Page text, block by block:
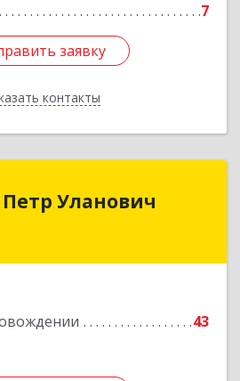
7
заявку
контакты
заявку
Назад
Уланович
43
обл, Химки г, Молодежная